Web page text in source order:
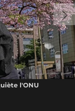
l'ONU